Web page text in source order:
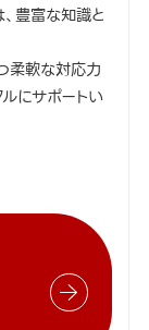
豊富な知識と
柔軟な対応力
にサポートい